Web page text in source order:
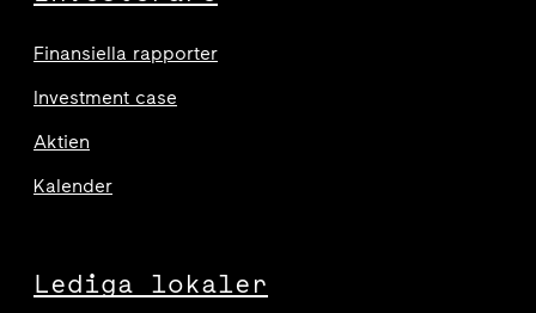
Finansiella rapporter
Investment case
Aktien
Kalender
Lediga lokaler